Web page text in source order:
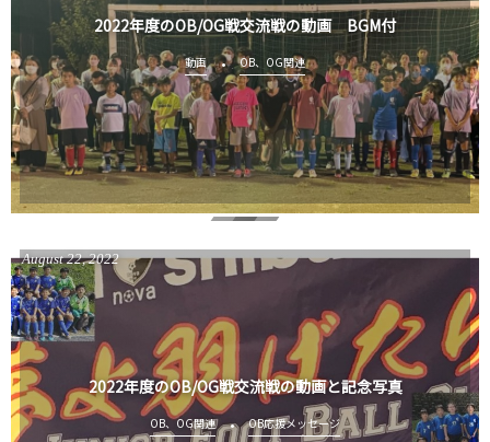
2022年度のOB/OG戦交流戦の動画 BGM付
動画 OB、OG関連
2022年度のOB/OG戦交流戦の動画と記念写真
August 22,2022
OB、OG関連 OB応援メッセージ